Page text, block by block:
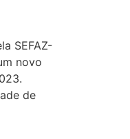
SEFAZ-
novo
de